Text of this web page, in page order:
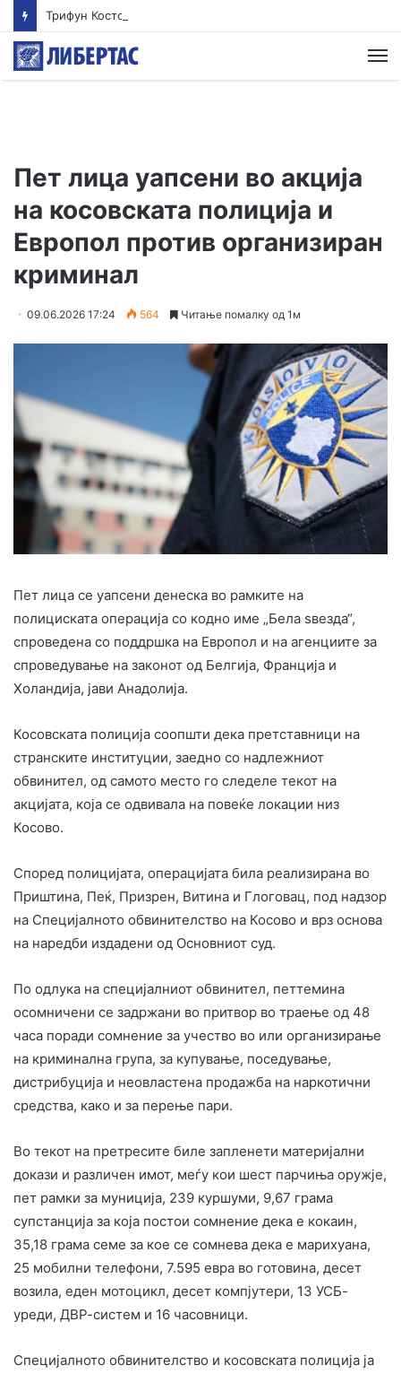
Пет лица уапсени во акција
на косовската полиција и
Европол против организиран
криминал
09.06.2026 17:24 564 Читање помалку од 1м
Пет лица се уапсени денеска во рамките на
полициската операција со кодно име „Бела ѕвезда“,
спроведена со поддршка на Европол и на агенциите за
спроведување на законот од Белгија, Франција и
Холандија, јави Анадолија.
Косовската полиција соопшти дека претставници на
странските институции, заедно со надлежниот
обвинител, од самото место го следеле текот на
акцијата, која се одвивала на повеќе локации низ
Косово.
Според полицијата, операцијата била реализирана во
Приштина, Пеќ, Призрен, Витина и Глоговац, под надзор
на Специјалното обвинителство на Косово и врз основа
на наредби издадени од Основниот суд.
По одлука на специјалниот обвинител, петтемина
осомничени се задржани во притвор во траење од 48
часа поради сомнение за учество во или организирање
на криминална група, за купување, поседување,
дистрибуција и неовластена продажба на наркотични
средства, како и за перење пари.
Во текот на претресите биле запленети материјални
докази и различен имот, меѓу кои шест парчиња оружје,
пет рамки за муниција, 239 куршуми, 9,67 грама
супстанција за која постои сомнение дека е кокаин,
35,18 грама семе за кое се сомнева дека е марихуана,
25 мобилни телефони, 7.595 евра во готовина, десет
возила, еден мотоцикл, десет компјутери, 13 УСБ-
уреди, ДВР-систем и 16 часовници.
Специјалното обвинителство и косовската полиција ја